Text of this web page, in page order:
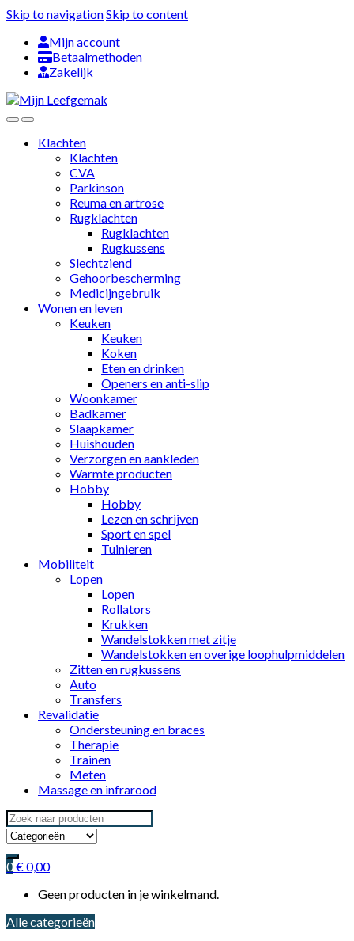
Skip to navigationSkip to content
Mijn account
Betaalmethoden
Zakelijk
Klachten
Klachten
CVA
Parkinson
Reuma en artrose
Rugklachten
Rugklachten
Rugkussens
Slechtziend
Gehoorbescherming
Medicijngebruik
Wonen en leven
Keuken
Keuken
Koken
Eten en drinken
Openers en anti-slip
Woonkamer
Badkamer
Slaapkamer
Huishouden
Verzorgen en aankleden
Warmte producten
Hobby
Hobby
Lezen en schrijven
Sport en spel
Tuinieren
Mobiliteit
Lopen
Lopen
Rollators
Krukken
Wandelstokken met zitje
Wandelstokken en overige loophulpmiddelen
Zitten en rugkussens
Auto
Transfers
Revalidatie
Ondersteuning en braces
Therapie
Trainen
Meten
Massage en infrarood
Search
for:
0€0,00
Geen producten in je winkelmand.
Alle categorieën